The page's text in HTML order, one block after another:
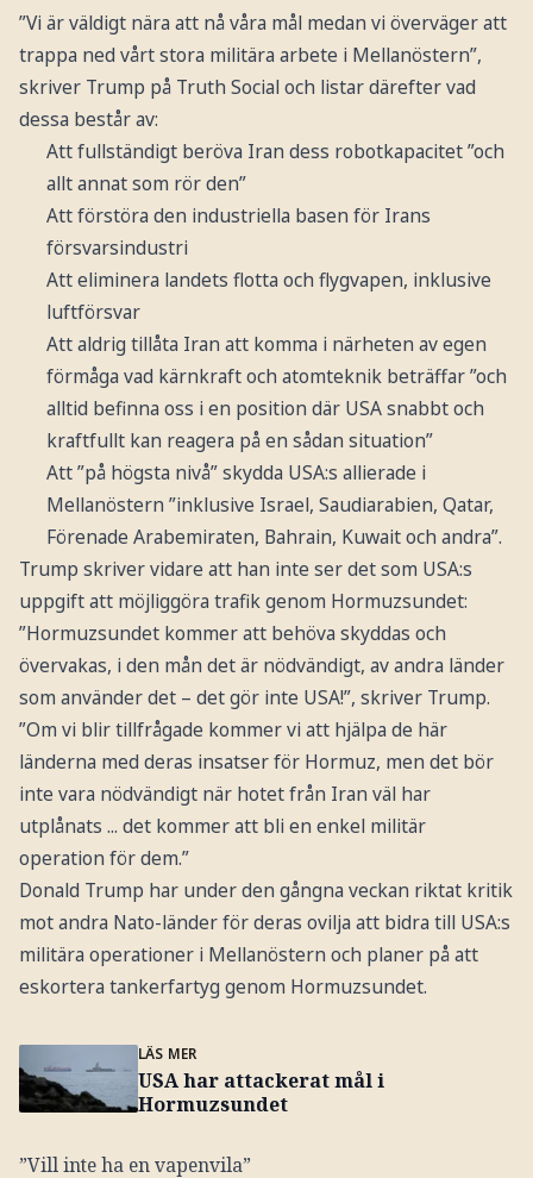
”Vi är väldigt nära att nå våra mål medan vi överväger att
trappa ned vårt stora militära arbete i Mellanöstern”,
skriver Trump på Truth Social och listar därefter vad
dessa består av:
Att fullständigt beröva Iran dess robotkapacitet ”och
allt annat som rör den”
Att förstöra den industriella basen för Irans
försvarsindustri
Att eliminera landets flotta och flygvapen, inklusive
luftförsvar
Att aldrig tillåta Iran att komma i närheten av egen
förmåga vad kärnkraft och atomteknik beträffar ”och
alltid befinna oss i en position där USA snabbt och
kraftfullt kan reagera på en sådan situation”
Att ”på högsta nivå” skydda USA:s allierade i
Mellanöstern ”inklusive Israel, Saudiarabien, Qatar,
Förenade Arabemiraten, Bahrain, Kuwait och andra”.
Trump skriver vidare att han inte ser det som USA:s
uppgift att möjliggöra trafik genom Hormuzsundet:
”Hormuzsundet kommer att behöva skyddas och
övervakas, i den mån det är nödvändigt, av andra länder
som använder det – det gör inte USA!”, skriver Trump.
”Om vi blir tillfrågade kommer vi att hjälpa de här
länderna med deras insatser för Hormuz, men det bör
inte vara nödvändigt när hotet från Iran väl har
utplånats ... det kommer att bli en enkel militär
operation för dem.”
Donald Trump har under den gångna veckan riktat kritik
mot andra Nato-länder för deras ovilja att bidra till USA:s
militära operationer i Mellanöstern och planer på att
eskortera tankerfartyg genom Hormuzsundet.
LÄS MER
USA har attackerat mål i
Hormuzsundet
”Vill inte ha en vapenvila”